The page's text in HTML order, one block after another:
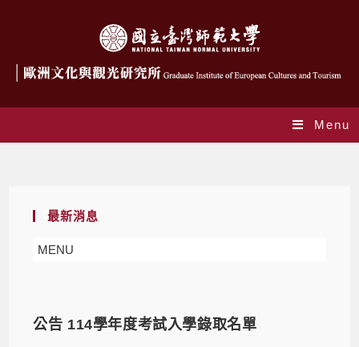
Menu
最新消息
MENU
公告 114學年度考試入學錄取名單